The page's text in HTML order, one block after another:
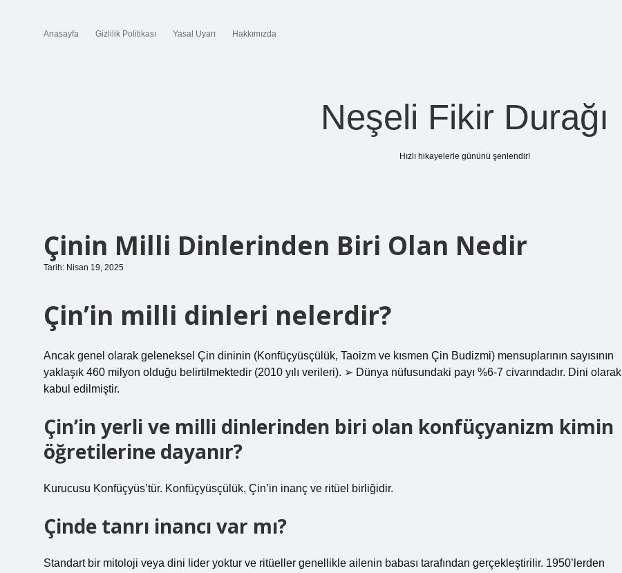
Anasayfa Gizlilik Politikası Yasal Uyarı Hakkımızda
Neşeli Fikir Durağı
Hızlı hikayelerle gününü şenlendir!
Çinin Milli Dinlerinden Biri Olan Nedir
Tarih: Nisan 19, 2025
Çin’in milli dinleri nelerdir?
Ancak genel olarak geleneksel Çin dininin (Konfüçyüsçülük, Taoizm ve kısmen Çin Budizmi) mensuplarının sayısının
yaklaşık 460 milyon olduğu belirtilmektedir (2010 yılı verileri). ➢ Dünya nüfusundaki payı %6-7 civarındadır. Dini olarak
kabul edilmiştir.
Çin’in yerli ve milli dinlerinden biri olan konfüçyanizm kimin
öğretilerine dayanır?
Kurucusu Konfüçyüs’tür. Konfüçyüsçülük, Çin’in inanç ve ritüel birliğidir.
Çinde tanrı inancı var mı?
Standart bir mitoloji veya dini lider yoktur ve ritüeller genellikle ailenin babası tarafından gerçekleştirilir. 1950’lerden